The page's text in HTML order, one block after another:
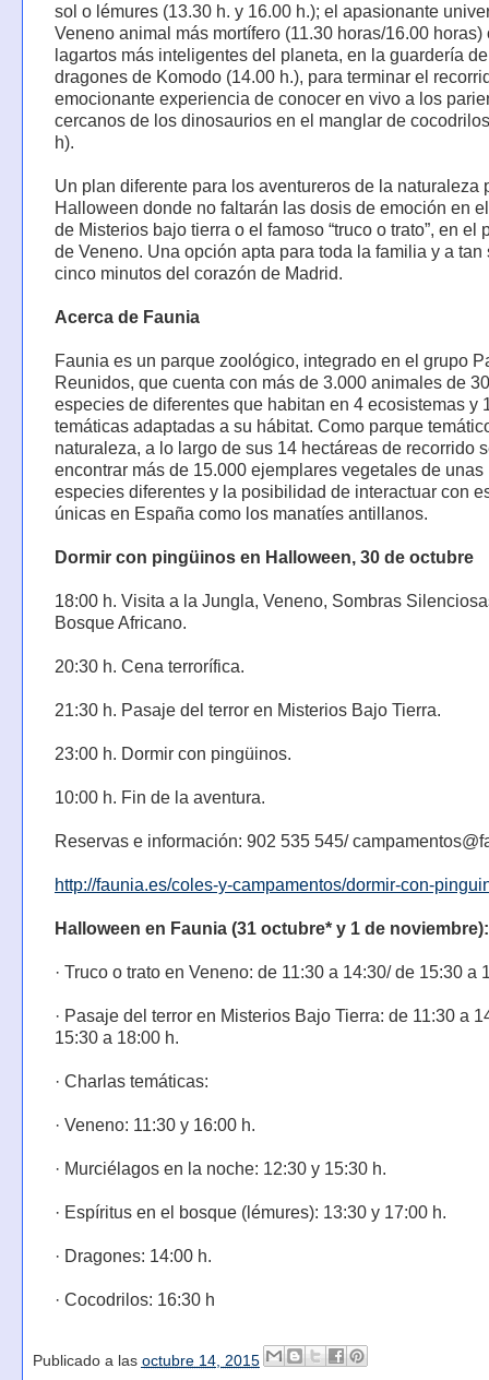
sol o lémures (13.30 h. y 16.00 h.); el apasionante
Veneno animal más mortífero (11.30 horas/16.00 horas)
lagartos más inteligentes del planeta, en la guardería de
dragones de Komodo (14.00 h.), para terminar el
emocionante experiencia de conocer en vivo a los
cercanos de los dinosaurios en el manglar de
h).
Un plan diferente para los aventureros de la naturaleza
Halloween donde no faltarán las dosis de emoción en
de Misterios bajo tierra o el famoso “truco o trato”, en el
de Veneno. Una opción apta para toda la familia y a tan
cinco minutos del corazón de Madrid.
Acerca de Faunia
Faunia es un parque zoológico, integrado en el grupo
Reunidos, que cuenta con más de 3.000 animales de
especies de diferentes que habitan en 4 ecosistemas y
temáticas adaptadas a su hábitat. Como parque
naturaleza, a lo largo de sus 14 hectáreas de recorrido
encontrar más de 15.000 ejemplares vegetales de unas
especies diferentes y la posibilidad de interactuar con
únicas en España como los manatíes antillanos.
Dormir con pingüinos en Halloween, 30 de octubre
18:00 h. Visita a la Jungla, Veneno, Sombras
Bosque Africano.
20:30 h. Cena terrorífica.
21:30 h. Pasaje del terror en Misterios Bajo Tierra.
23:00 h. Dormir con pingüinos.
10:00 h. Fin de la aventura.
Reservas e información: 902 535 545/
http://faunia.es/coles-y-campamentos/dormir-con-
Halloween en Faunia (31 octubre* y 1 de noviembre):
· Truco o trato en Veneno: de 11:30 a 14:30/ de 15:30 a
· Pasaje del terror en Misterios Bajo Tierra: de 11:30 a
15:30 a 18:00 h.
· Charlas temáticas:
· Veneno: 11:30 y 16:00 h.
· Murciélagos en la noche: 12:30 y 15:30 h.
· Espíritus en el bosque (lémures): 13:30 y 17:00 h.
· Dragones: 14:00 h.
· Cocodrilos: 16:30 h
Publicado a las octubre 14, 2015